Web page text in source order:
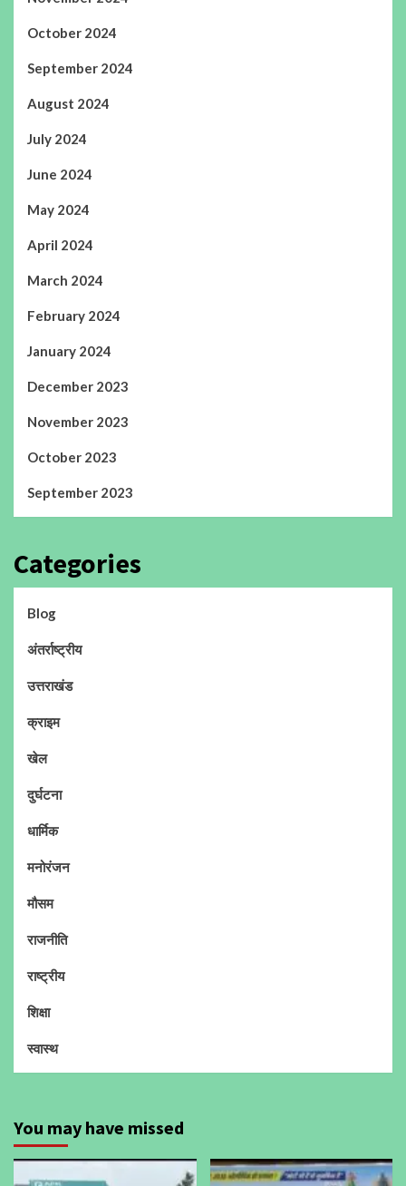
October 2024
September 2024
August 2024
July 2024
June 2024
May 2024
April 2024
March 2024
February 2024
January 2024
December 2023
November 2023
October 2023
September 2023
Categories
Blog
अंतर्राष्ट्रीय
उत्तराखंड
क्राइम
खेल
दुर्घटना
धार्मिक
मनोरंजन
मौसम
राजनीति
राष्ट्रीय
शिक्षा
स्वास्थ
You may have missed